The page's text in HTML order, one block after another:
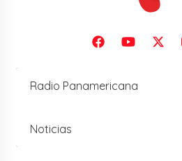
Radio Panamericana
Noticias